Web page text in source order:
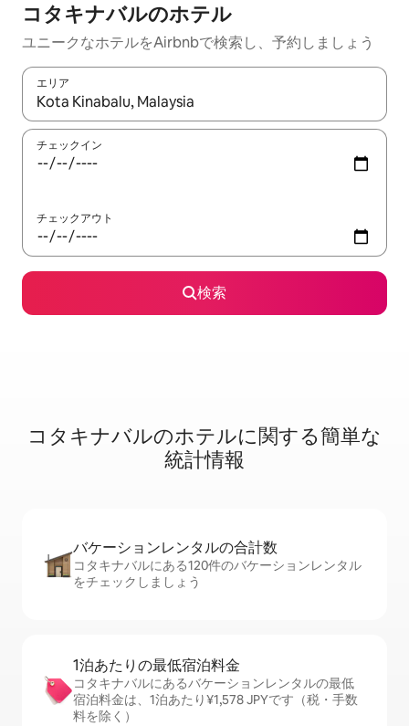
コタキナバルのホ⁠テ⁠ル
ユニークなホ⁠テ⁠ル⁠をAirbnb⁠で検⁠索⁠し⁠、予⁠約し⁠ま⁠し⁠ょ⁠う
エリア
検索結果が表示されたら、上下の矢印キーを使って移動するか
チェックイン
チェックアウト
検索
コタキナバルのホ⁠テ⁠ル⁠に関⁠す⁠る簡⁠単⁠な
統⁠計情⁠報
バケーションレ⁠ン⁠タ⁠ル⁠の合⁠計⁠数
コタキナバルにある120件のバケーションレンタル
をチェックしましょう
1泊あたりの最⁠低⁠宿⁠泊⁠料⁠金
コタキナバルにあるバケーションレンタルの最低
宿泊料金は、1泊あたり¥1,578 JPYです（税・手数
料を除く）